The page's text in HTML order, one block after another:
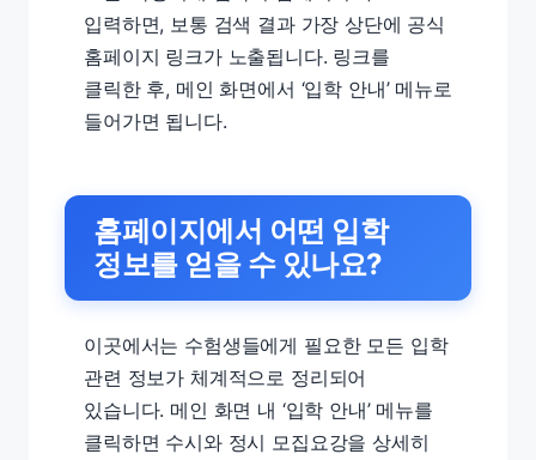
입력하면, 보통 검색 결과 가장 상단에 공식
홈페이지 링크가 노출됩니다. 링크를
클릭한 후, 메인 화면에서 ‘입학 안내’ 메뉴로
들어가면 됩니다.
홈페이지에서 어떤 입학
정보를 얻을 수 있나요?
이곳에서는 수험생들에게 필요한 모든 입학
관련 정보가 체계적으로 정리되어
있습니다. 메인 화면 내 ‘입학 안내’ 메뉴를
클릭하면 수시와 정시 모집요강을 상세히